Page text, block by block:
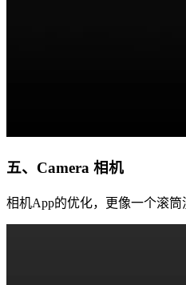
五、Camera 相机
相机App的优化，更像一个滚